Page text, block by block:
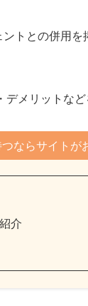
トとの併用
メリットなど
ならサイトが
介